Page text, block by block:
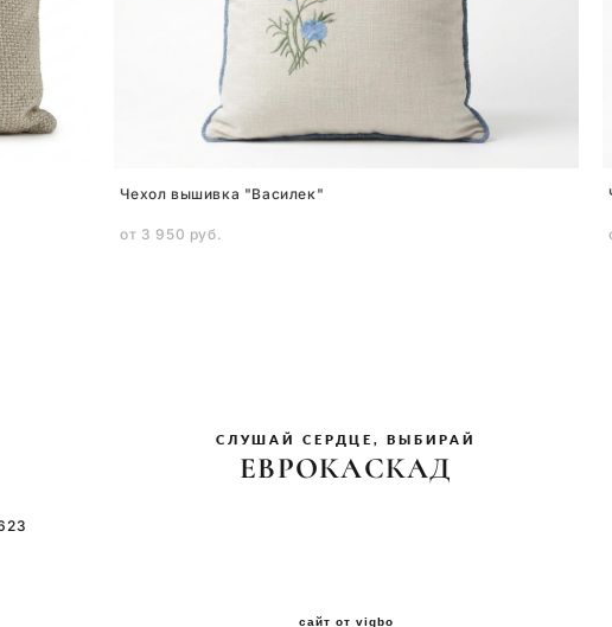
Чехол вышивка "Василек"
от 3 950 pуб.
СЛУШАЙ СЕРДЦЕ, ВЫБИРАЙ
ЕВРОКАСКАД
сайт от vigbo